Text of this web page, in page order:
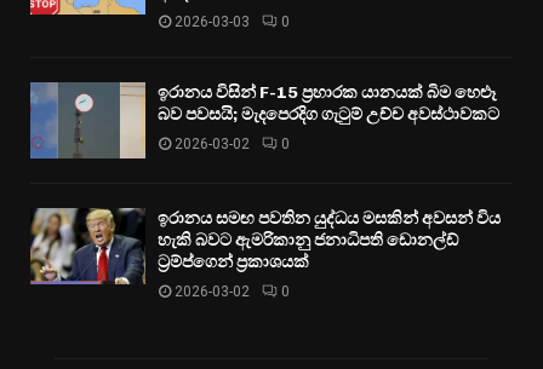
2026-03-03 0
ඉරානය විසින් F-15 ප්‍රහාරක යානයක් බිම හෙළූ
බව පවසයි; මැදපෙරදිග ගැටුම් උච්ච අවස්ථාවකට
2026-03-02 0
ඉරානය සමඟ පවතින යුද්ධය මසකින් අවසන් විය
හැකි බවට ඇමරිකානු ජනාධිපති ඩොනල්ඩ්
ට්‍රම්ප්ගෙන් ප්‍රකාශයක්
2026-03-02 0